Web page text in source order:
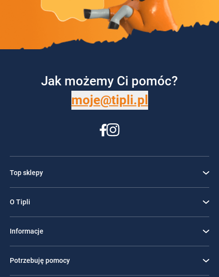
Jak możemy Ci pomóc?
moje@tipli.pl
Top sklepy
O Tipli
Informacje
Potrzebuję pomocy